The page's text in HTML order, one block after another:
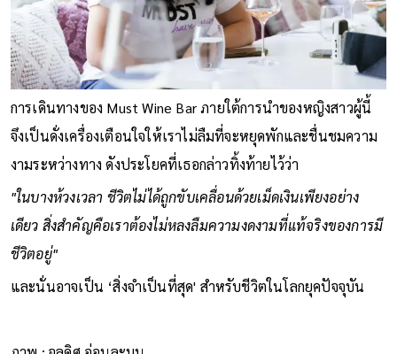
การเดินทางของ Must Wine Bar ภายใต้การนำของหญิงสาวผู้นี้
จึงเป็นดั่งเครื่องเตือนใจให้เราไม่ลืมที่จะหยุดพักและชื่นชมความ
งามระหว่างทาง ดังประโยคที่เธอกล่าวทิ้งท้ายไว้ว่า
"ในบางห้วงเวลา ชีวิตไม่ได้ถูกขับเคลื่อนด้วยเม็ดเงินเพียงอย่าง
เดียว สิ่งสำคัญคือเราต้องไม่หลงลืมความงดงามที่แท้จริงของการมี
ชีวิตอยู่"
และนั่นอาจเป็น ‘สิ่งจำเป็นที่สุด' สำหรับชีวิตในโลกยุคปัจจุบัน